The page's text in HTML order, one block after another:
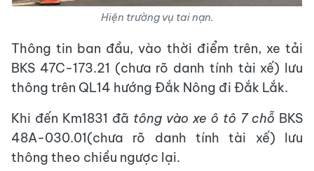
Hiện trường vụ tai nạn.
Thông tin ban đầu, vào thời điểm trên, xe tải
BKS 47C-173.21 (chưa rõ danh tính tài xế) lưu
thông trên QL14 hướng Đắk Nông đi Đắk Lắk.
Khi đến Km1831 đã tông vào xe ô tô 7 chỗ BKS
48A-030.01(chưa rõ danh tính tài xế) lưu
thông theo chiều ngược lại.